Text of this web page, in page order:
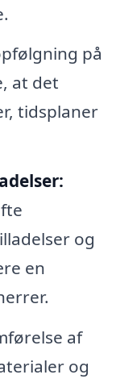
på
at det
tidsplaner
og
en
af
og